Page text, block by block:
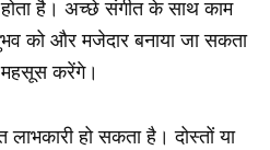
है। अच्छे संगीत के साथ काम
को और मजेदार बनाया जा सकता
करेंगे।
लाभकारी हो सकता है। दोस्तों या